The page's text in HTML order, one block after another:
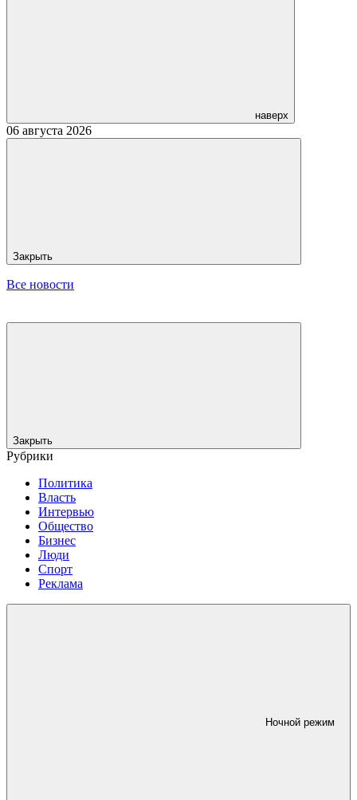
наверх
06 августа 2026
Закрыть
Все новости
Закрыть
Рубрики
Политика
Власть
Интервью
Общество
Бизнес
Люди
Спорт
Реклама
Ночной режим